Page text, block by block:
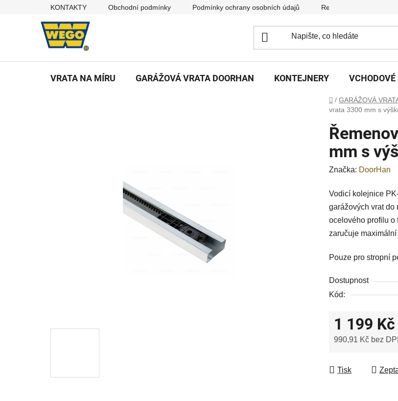
KONTAKTY Obchodní podmínky Podmínky ochrany osobních údajů Reklamační řád
VRATA NA MÍRU GARÁŽOVÁ VRATA DOORHAN KONTEJNERY VCHODOVÉ
Domů
/ GARÁŽOVÁ
vrata 3300 mm s
mm s
Značka: DoorHan
Vodicí kolejnice
garážových vrat do
ocelového profilu o
zaručuje
Pouze pro stropní
Dostupnost
Kód:
1 199 Kč
990,91 Kč bez
Tisk